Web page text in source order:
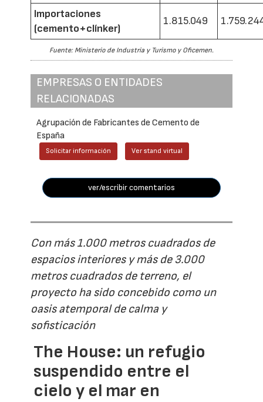
Importaciones
(cemento+clínker)
1.815.049
Fuente: Ministerio de Industria y Turismo y Oficemen.
EMPRESAS O ENTIDADES
RELACIONADAS
Agrupación de Fabricantes de Cemento de
España
Solicitar información Ver stand virtual
ver/escribir comentarios
Con más 1.000 metros cuadrados de
espacios interiores y más de 3.000
metros cuadrados de terreno, el
proyecto ha sido concebido como un
oasis atemporal de calma y
sofisticación
The House: un refugio
suspendido entre el
cielo y el mar en